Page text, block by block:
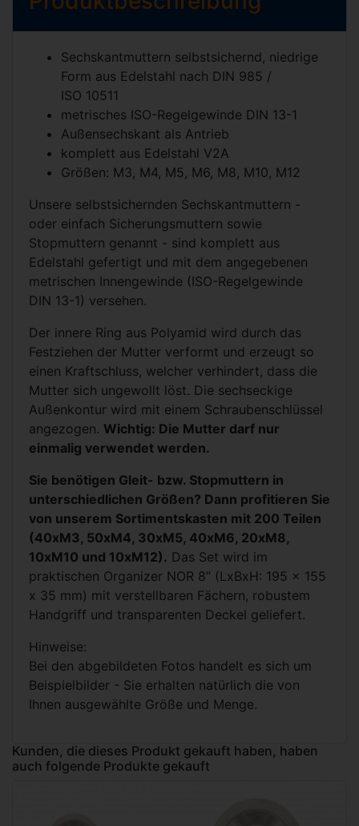
Sechskantmuttern selbstsichernd, niedrige
Form aus Edelstahl nach DIN 985 /
ISO 10511
metrisches ISO-Regelgewinde DIN 13-1
Außensechskant als Antrieb
komplett aus Edelstahl V2A
Größen: M3, M4, M5, M6, M8, M10, M12
Unsere selbstsichernden Sechskantmuttern -
oder einfach Sicherungsmuttern sowie
Stopmuttern genannt - sind komplett aus
Edelstahl gefertigt und mit dem angegebenen
metrischen Innengewinde (ISO-Regelgewinde
DIN 13-1) versehen.
Der innere Ring aus Polyamid wird durch das
Festziehen der Mutter verformt und erzeugt so
einen Kraftschluss, welcher verhindert, dass die
Mutter sich ungewollt löst. Die sechseckige
Außenkontur wird mit einem Schraubenschlüssel
angezogen. Wichtig: Die Mutter darf nur
einmalig verwendet werden.
Sie benötigen Gleit- bzw. Stopmuttern in
unterschiedlichen Größen? Dann profitieren Sie
von unserem Sortimentskasten mit 200 Teilen
(40xM3, 50xM4, 30xM5, 40xM6, 20xM8,
10xM10 und 10xM12). Das Set wird im
praktischen Organizer NOR 8“ (LxBxH: 195 x 155
x 35 mm) mit verstellbaren Fächern, robustem
Handgriff und transparenten Deckel geliefert.
Hinweise:
Bei den abgebildeten Fotos handelt es sich um
Beispielbilder - Sie erhalten natürlich die von
Ihnen ausgewählte Größe und Menge.
Kunden, die dieses Produkt gekauft haben, haben
auch folgende Produkte gekauft